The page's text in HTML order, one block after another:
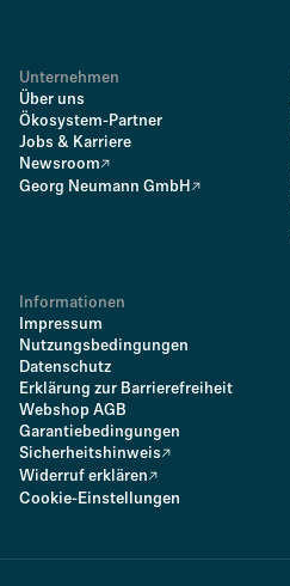
Unternehmen
Über uns
Ökosystem-Partner
Jobs & Karriere
Newsroom
Georg Neumann GmbH
Informationen
Impressum
Nutzungsbedingungen
Datenschutz
Erklärung zur Barrierefreiheit
Webshop AGB
Garantiebedingungen
Sicherheitshinweis
Widerruf erklären
Cookie-Einstellungen